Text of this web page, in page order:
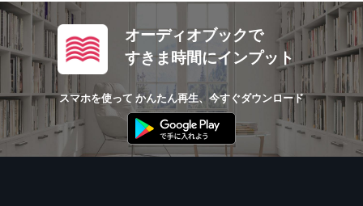
オーディオブックで
すきま時間にインプット
スマホを使って かんたん再生、今すぐダウンロード